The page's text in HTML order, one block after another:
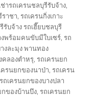
ช่ารถเครนชลบุรีรับจ้าง,
ราชา,รถเครนกิ่งเกาะ
รับจ้าง รถเฮี๊ยบชลบุรี
พร้อมคนขับมีใบเซร์,รถ
งละมุง พานทอง
คลองตำหรุ,รถเครนยก
ครนยกของนาป่า,รถเครน
รถเครนยกของบางปลา
กของบ้านบึง,รถเครนยก